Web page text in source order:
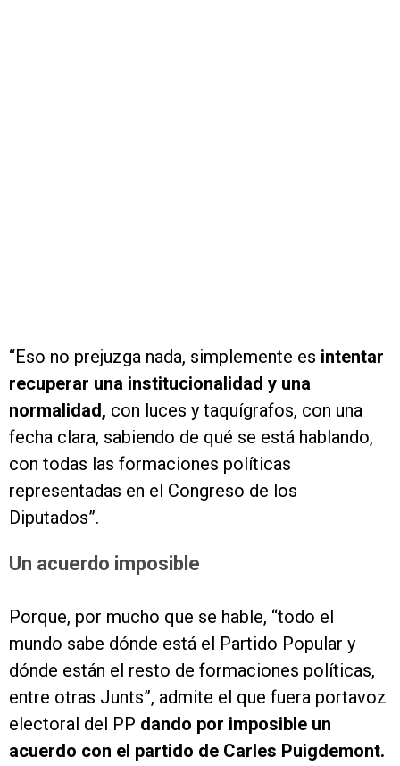
“Eso no prejuzga nada, simplemente es intentar
recuperar una institucionalidad y una
normalidad, con luces y taquígrafos, con una
fecha clara, sabiendo de qué se está hablando,
con todas las formaciones políticas
representadas en el Congreso de los
Diputados”.
Un acuerdo imposible
Porque, por mucho que se hable, “todo el
mundo sabe dónde está el Partido Popular y
dónde están el resto de formaciones políticas,
entre otras Junts”, admite el que fuera portavoz
electoral del PP dando por imposible un
acuerdo con el partido de Carles Puigdemont.